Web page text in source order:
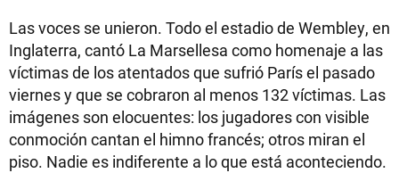
Las voces se unieron. Todo el estadio de Wembley, en
Inglaterra, cantó La Marsellesa como homenaje a las
víctimas de los atentados que sufrió París el pasado
viernes y que se cobraron al menos 132 víctimas. Las
imágenes son elocuentes: los jugadores con visible
conmoción cantan el himno francés; otros miran el
piso. Nadie es indiferente a lo que está aconteciendo.